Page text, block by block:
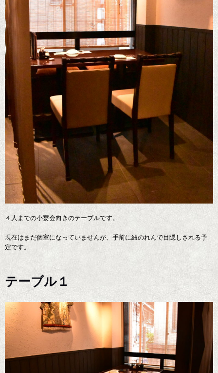
４人までの小宴会向きのテーブルです。
現在はまだ個室になっていませんが、手前に紐のれんで目隠しされる予
定です。
テーブル１